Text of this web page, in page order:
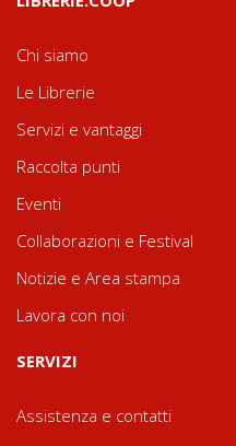
Chi siamo
Le Librerie
Servizi e vantaggi
Raccolta punti
Eventi
Collaborazioni e Festival
Notizie e Area stampa
Lavora con noi
SERVIZI
Assistenza e contatti